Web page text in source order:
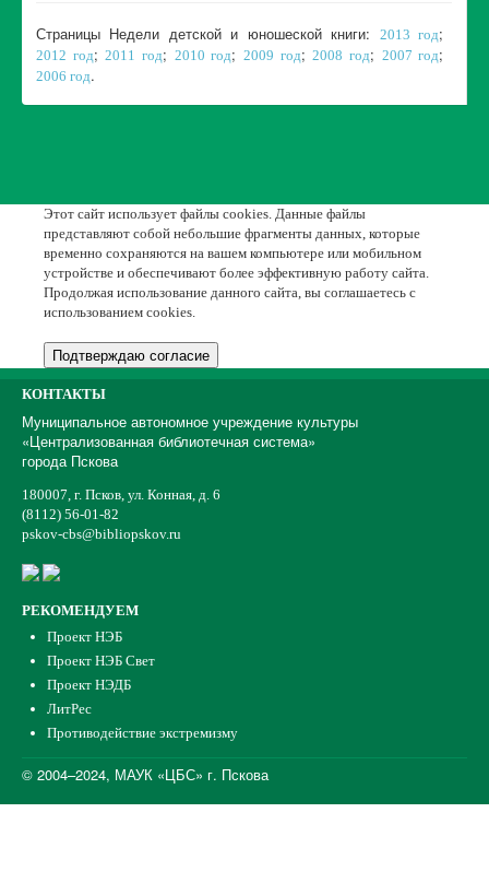
Страницы Недели детской и юношеской книги: 2013 год;
2012 год;2011 год; 2010 год; 2009 год;2008 год; 2007 год;
2006 год.
Этот сайт использует файлы cookies. Данные файлы
представляют собой небольшие фрагменты данных, которые
временно сохраняются на вашем компьютере или мобильном
устройстве и обеспечивают более эффективную работу сайта.
Продолжая использование данного сайта, вы соглашаетесь с
использованием cookies.
Подтверждаю согласие
КОНТАКТЫ
Муниципальное автономное учреждение культуры
«Централизованная библиотечная система»
города Пскова
180007, г. Псков, ул. Конная, д. 6
(8112) 56-01-82
pskov-cbs@bibliopskov.ru
РЕКОМЕНДУЕМ
Проект НЭБ
Проект НЭБ Свет
Проект НЭДБ
ЛитРес
Противодействие экстремизму
© 2004–2024, МАУК «ЦБС» г. Пскова